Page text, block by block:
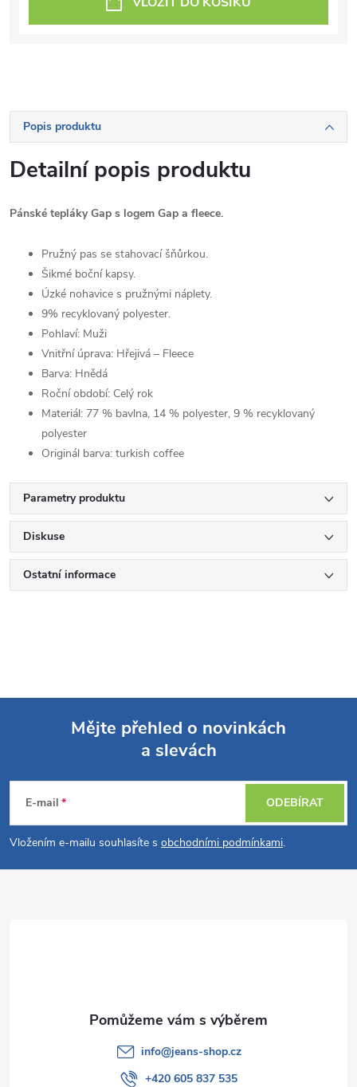
Popis produktu
Detailní popis produktu
Pánské tepláky Gap s logem Gap a fleece.
Pružný pas se stahovací šňůrkou.
Šikmé boční kapsy.
Úzké nohavice s pružnými náplety.
9% recyklovaný polyester.
Pohlaví: Muži
Vnitřní úprava: Hřejivá – Fleece
Barva: Hnědá
Roční období: Celý rok
Materiál: 77 % bavlna, 14 % polyester, 9 % recyklovaný
polyester
Originál barva: turkish coffee
Parametry produktu
Diskuse
Ostatní informace
p
a
Mějte přehled o novinkách
a slevách
E-mail
Vložením e-mailu souhlasíte s obchodními podmínkami.
ODEBÍRAT
info@jeans-shop.cz
+420 605 837 535